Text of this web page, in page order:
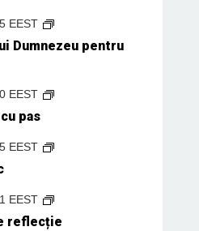
EEST
Dumnezeu pentru
EEST
pas
EEST
EEST
reflecție